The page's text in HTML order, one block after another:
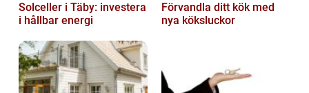
Solceller i Täby: investera
i hållbar energi
Förvandla ditt kök med
nya köksluckor